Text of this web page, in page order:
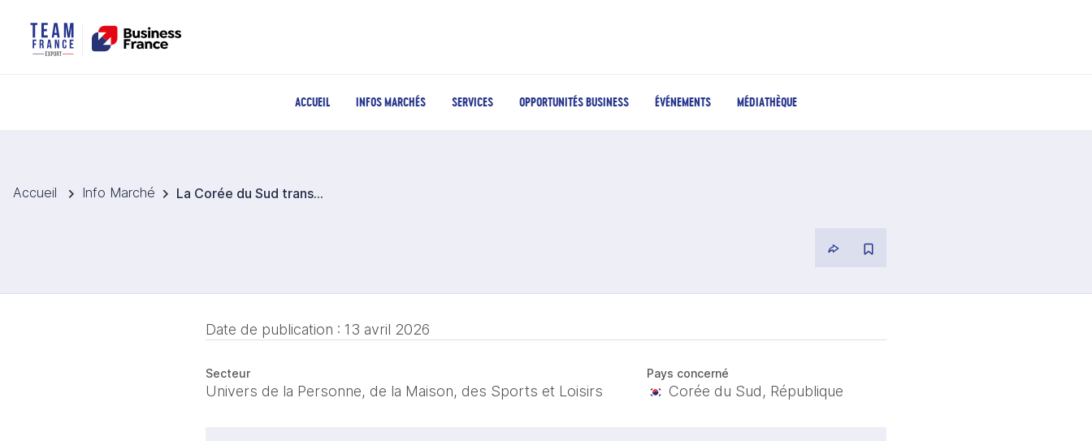
ACCUEIL INFOS MARCHÉS SERVICES OPPORTUNITÉS BUSINESS ÉVÉNEMENTS MÉDIATHÈQUE
Accueil Info Marché La Corée du Sud transforme le bien-être en protagoniste majeur du tourisme international
Date de publication : 13 avril 2026
Secteur
Univers de la Personne, de la Maison, des Sports et Loisirs
Pays concerné
Corée du Sud, République